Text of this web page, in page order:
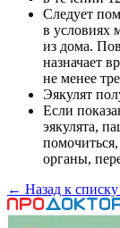
Следует
в условиях
из дома.
назначает
не менее
Эякулят
Если
эякулята,
органы,
← Назад к списку